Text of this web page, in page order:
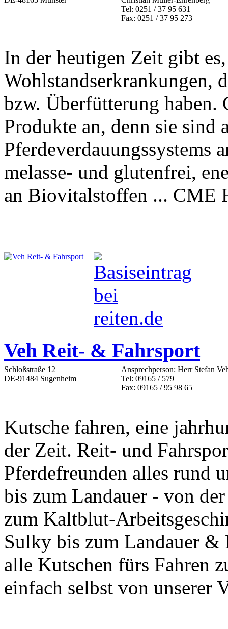
Tel: 0251 / 37 95 631
Fax: 0251 / 37 95 273
In der heutigen Zeit gibt
Wohlstandserkrankungen,
bzw. Überfütterung haben.
Produkte an, denn sie sind
Pferdeverdauungssystems
melasse- und glutenfrei,
an Biovitalstoffen ... CME
Veh Reit- & Fahrsport
Schloßstraße 12
DE-91484 Sugenheim
Ansprechperson: Herr Stefan
Tel: 09165 / 579
Fax: 09165 / 95 98 65
Kutsche fahren, eine
der Zeit. Reit- und
Pferdefreunden alles rund
bis zum Landauer - von
zum Kaltblut-
Sulky bis zum Landauer &
alle Kutschen fürs Fahren
einfach selbst von unserer